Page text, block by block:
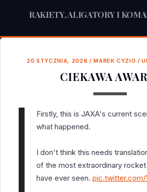
RAKIETY, ALIGATORY I
20 STYCZNIA, 2026 /MAREK CYZIO /
CIEKAWA
Firstly, this is JAXA's current
what happened.
I don't think this needs
of the most extraordinary rocket
have ever seen.pic.twitter.com/